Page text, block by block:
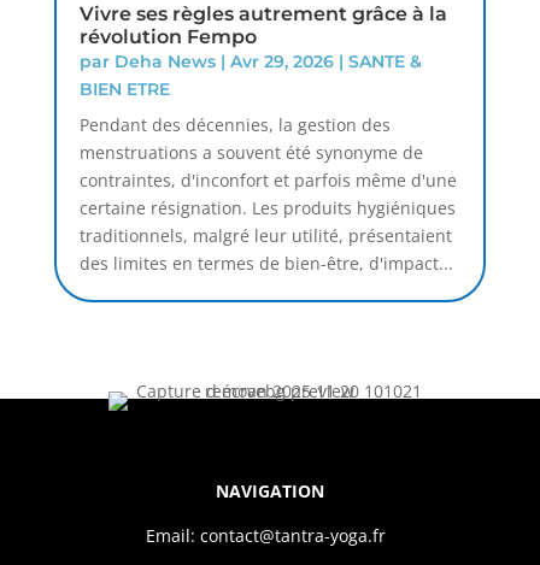
Vivre ses règles autrement grâce à la
révolution Fempo
par Deha News| Avr 29, 2026| SANTE &
BIEN ETRE
Pendant des décennies, la gestion des
menstruations a souvent été synonyme de
contraintes, d'inconfort et parfois même d'une
certaine résignation. Les produits hygiéniques
traditionnels, malgré leur utilité, présentaient
des limites en termes de bien-être, d'impact...
NAVIGATION
Email: contact@tantra-yoga.fr